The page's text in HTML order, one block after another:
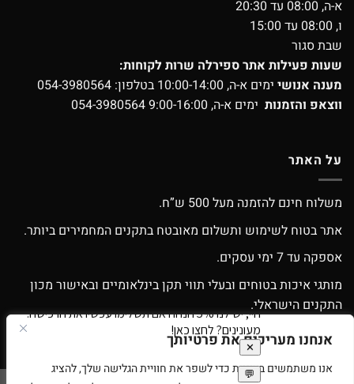
אנחנו מעריכים את פרטיותך
אנו משתמשים בעוגיות כדי לשפר את חוויית הגלישה שלך, להציג
א-ה, 08:00 עד 20:30
ו, 08:00 עד 15:00
שבת סגור
שעות פעילות אתר ספירלה שרות לקוחות:
מענה אנושי ימים א-ה, 10:00-14:00 בטלפון:
054-3980564
ווצאפ והזמנות ימים א-ה, 9:00-16:00 054-3980564
על האתר
משלוח חינם להזמנה מעל 500 ש”ח.
אתר בטוח לשימוש ותשלום מאובטח בתקנים המחמירים ביותר.
אספקה עד 7 ימי עסקים.
מותגי איכות בטוחים ובעלי תווי תקן בינלאומיים ובאישור מכון
התקנים הישראלי.
אפשרות החלפה / החזרה עפ”י התקנון.